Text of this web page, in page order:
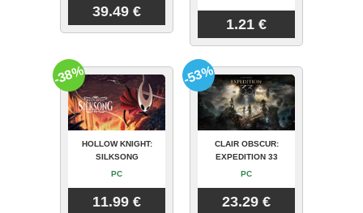
39.49 €
1.21 €
HOLLOW KNIGHT:
SILKSONG
PC
11.99 €
-38%
CLAIR OBSCUR:
EXPEDITION 33
PC
23.29 €
-53%